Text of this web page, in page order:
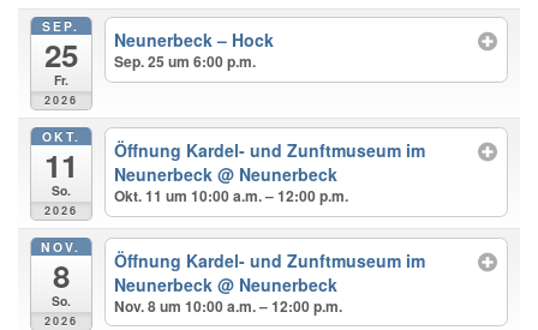
SEP.
25
Fr.
2026
Neunerbeck – Hock
Sep. 25 um 6:00 p.m.
OKT.
11
So.
2026
Öffnung Kardel- und Zunftmuseum im
Neunerbeck@ Neunerbeck
Okt. 11 um 10:00 a.m. – 12:00 p.m.
NOV.
8
So.
2026
Öffnung Kardel- und Zunftmuseum im
Neunerbeck@ Neunerbeck
Nov. 8 um 10:00 a.m. – 12:00 p.m.